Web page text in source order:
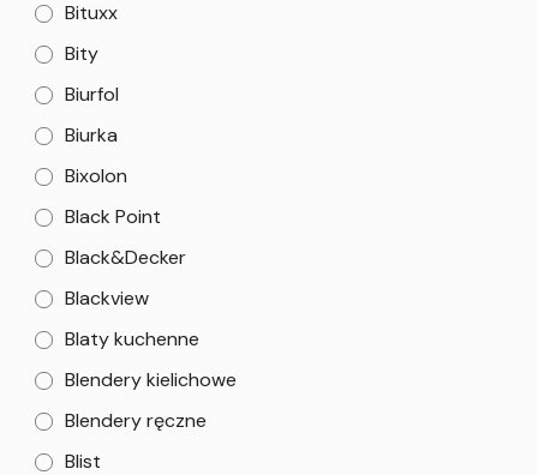
Bituxx
Bity
Biurfol
Biurka
Bixolon
Black Point
Black&Decker
Blackview
Blaty kuchenne
Blendery kielichowe
Blendery ręczne
Blist